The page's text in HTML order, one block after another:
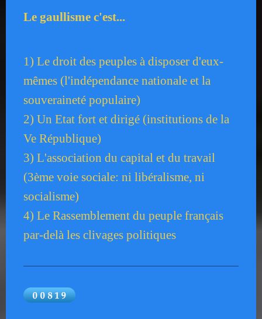
Le gaullisme c'est...
1) Le droit des peuples à disposer d'eux-
mêmes (l'indépendance nationale et la
souveraineté populaire)
2) Un Etat fort et dirigé (institutions de la
Ve République)
3) L'association du capital et du travail
(3ème voie sociale: ni libéralisme, ni
socialisme)
4) Le Rassemblement du peuple français
par-delà les clivages politiques